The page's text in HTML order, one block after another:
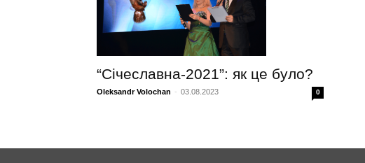
“Січеславна-2021”: як це було?
Oleksandr Volochan - 03.08.2023 0